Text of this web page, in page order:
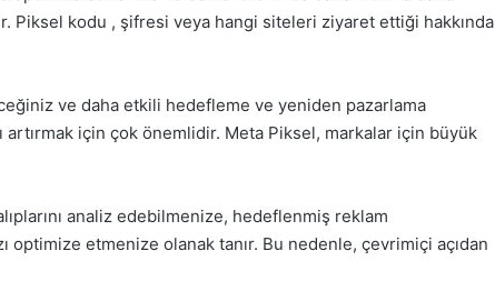
Piksel kodu , şifresi veya hangi siteleri ziyaret ettiği hakkında
ve daha etkili hedefleme ve yeniden pazarlama
artırmak için çok önemlidir. Meta Piksel, markalar için büyük
analiz edebilmenize, hedeflenmiş reklam
optimize etmenize olanak tanır. Bu nedenle, çevrimiçi açıdan